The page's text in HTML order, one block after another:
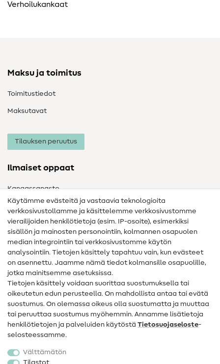
Verhoilukankaat
Maksu ja toimitus
Toimitustiedot
Maksutavat
Tilauksen peruutus
Ilmaiset oppaat
Kangassanasto
Ompelusanasto
Ompeluohjeet
Apua ja yhteystiedot
Yhteystiedot
Tietoa omistajanvaihdoksesta
Peruutusoikeus
Suosittu
Kankaat
Käytämme evästeitä ja vastaavia teknologioita
verkkosivustollamme ja käsittelemme verkkosivustomme
vierailijoiden henkilötietoja (esim. IP-osoite), esimerkiksi
sisällön ja mainosten personointiin, kolmannen osapuolen
median integrointiin tai verkkosivustomme käytön
analysointiin. Tietojen käsittely tapahtuu vain, kun evästeet
on asennettu. Jaamme nämä tiedot kolmansille osapuolille,
jotka mainitsemme asetuksissa.
Tietojen käsittely voidaan suorittaa suostumuksella tai
oikeutetun edun perusteella. On mahdollista antaa tai evätä
suostumus. On olemassa oikeus olla suostumatta ja muuttaa
tai peruuttaa suostumus myöhemmin. Annamme lisätietoja
henkilötietojen ja palveluiden käytöstä Tietosuojaseloste-
selosteessamme.
Välttämätön
Tilastot